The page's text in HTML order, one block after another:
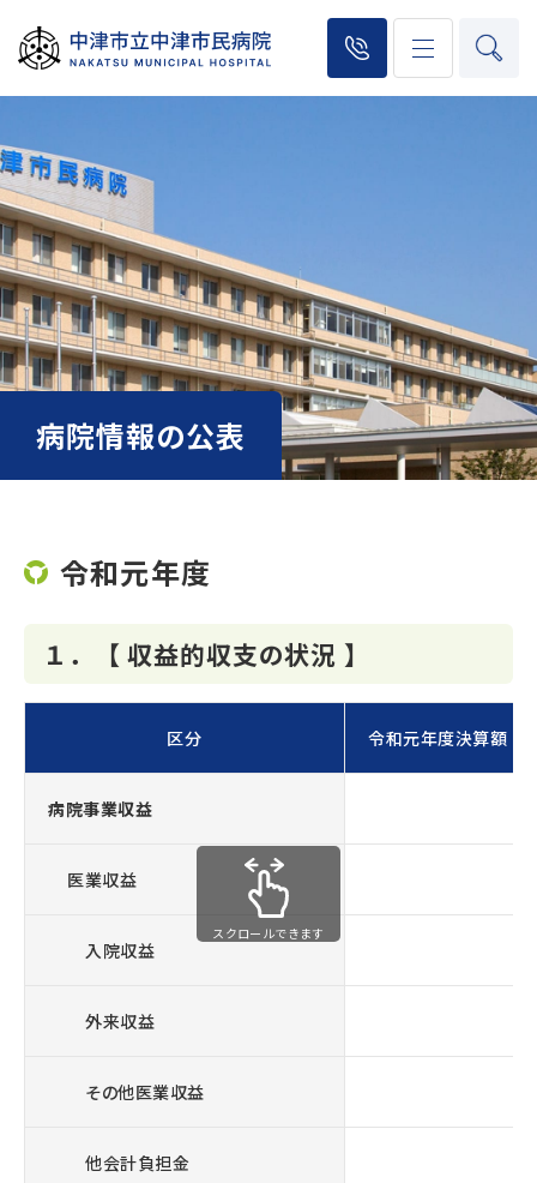
病院情報の公表
令和元年度
１．【 収益的収支の状況 】
区分 令和元年度決算額 （
病院事業収益
医業収益
入院収益
外来収益
その他医業収益
他会計負担金
スクロールできます